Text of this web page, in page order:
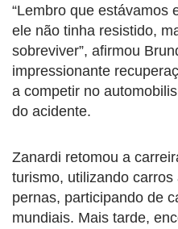
“Lembro que estávamos
ele não tinha resistido,
sobreviver”, afirmou
impressionante
a competir no
do acidente.
Zanardi retomou a
turismo, utilizando
pernas, participando de
mundiais. Mais tarde,